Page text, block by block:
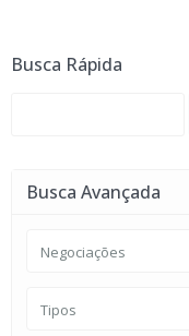
Busca Rápida
Busca Avançada
Negociações
Tipos